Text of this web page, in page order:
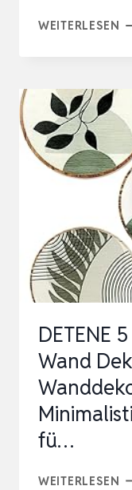
WEITERLESEN 9
DETENE
Wand
fü…
WEITERLESEN